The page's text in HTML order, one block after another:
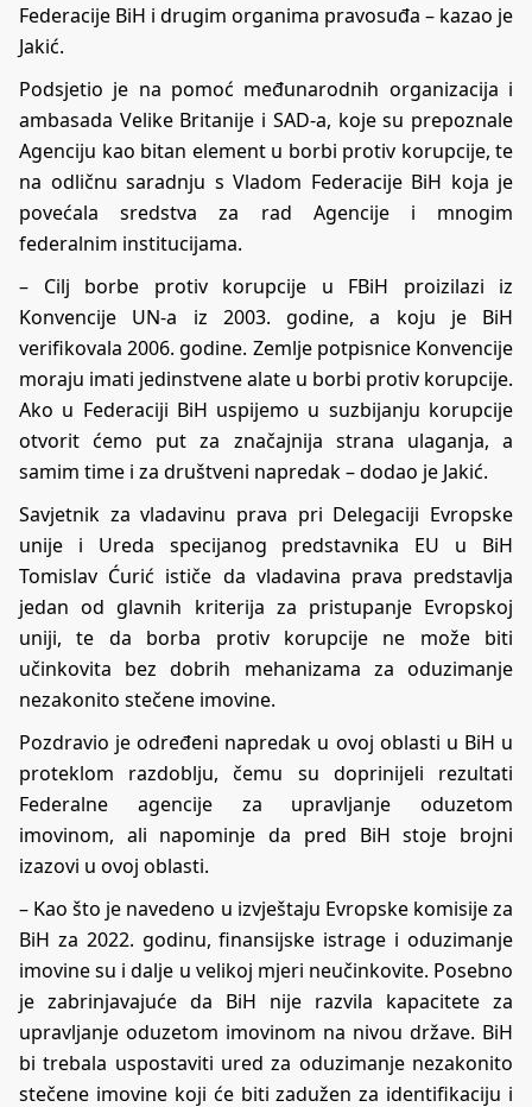
Federacije BiH i drugim organima pravosuđa – kazao je
Jakić.
Podsjetio je na pomoć međunarodnih organizacija i
ambasada Velike Britanije i SAD-a, koje su prepoznale
Agenciju kao bitan element u borbi protiv korupcije, te
na odličnu saradnju s Vladom Federacije BiH koja je
povećala sredstva za rad Agencije i mnogim
federalnim institucijama.
– Cilj borbe protiv korupcije u FBiH proizilazi iz
Konvencije UN-a iz 2003. godine, a koju je BiH
verifikovala 2006. godine. Zemlje potpisnice Konvencije
moraju imati jedinstvene alate u borbi protiv korupcije.
Ako u Federaciji BiH uspijemo u suzbijanju korupcije
otvorit ćemo put za značajnija strana ulaganja, a
samim time i za društveni napredak – dodao je Jakić.
Savjetnik za vladavinu prava pri Delegaciji Evropske
unije i Ureda specijanog predstavnika EU u BiH
Tomislav Ćurić ističe da vladavina prava predstavlja
jedan od glavnih kriterija za pristupanje Evropskoj
uniji, te da borba protiv korupcije ne može biti
učinkovita bez dobrih mehanizama za oduzimanje
nezakonito stečene imovine.
Pozdravio je određeni napredak u ovoj oblasti u BiH u
proteklom razdoblju, čemu su doprinijeli rezultati
Federalne agencije za upravljanje oduzetom
imovinom, ali napominje da pred BiH stoje brojni
izazovi u ovoj oblasti.
– Kao što je navedeno u izvještaju Evropske komisije za
BiH za 2022. godinu, finansijske istrage i oduzimanje
imovine su i dalje u velikoj mjeri neučinkovite. Posebno
je zabrinjavajuće da BiH nije razvila kapacitete za
upravljanje oduzetom imovinom na nivou države. BiH
bi trebala uspostaviti ured za oduzimanje nezakonito
stečene imovine koji će biti zadužen za identifikaciju i